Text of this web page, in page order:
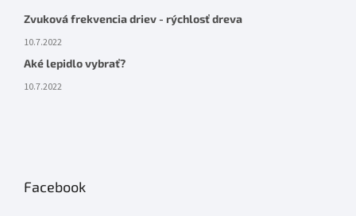
Zvuková frekvencia driev - rýchlosť dreva
10.7.2022
Aké lepidlo vybrať?
10.7.2022
Facebook